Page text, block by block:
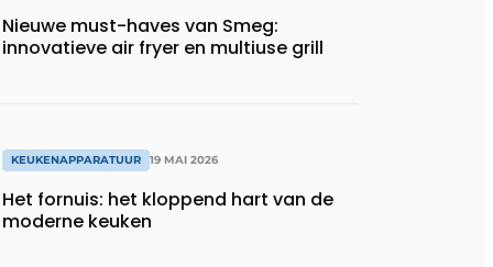
Nieuwe must-haves van Smeg:
innovatieve air fryer en multiuse grill
KEUKENAPPARATUUR 19 MAI 2026
Het fornuis: het kloppend hart van de
moderne keuken